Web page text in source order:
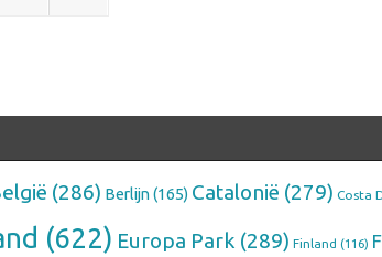
(286) Berlijn(165) Catalonië (279) Costa
(622) Europa Park (289) Finland (116)